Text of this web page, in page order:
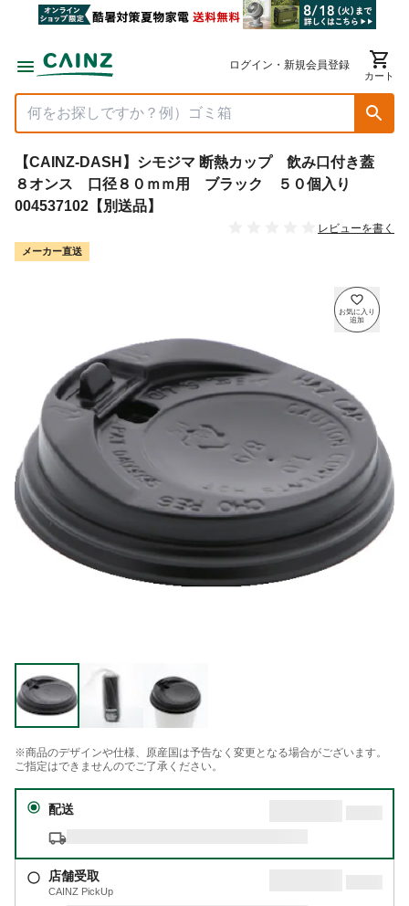
ログイン・新規会員登録
カート
【CAINZ-DASH】シモジマ 断熱カップ 飲み口付き蓋
８オンス 口径８０ｍｍ用 ブラック ５０個入り
004537102【別送品】
レビューを書く
メーカー直送
※商品のデザインや仕様、原産国は予告なく変更となる場合がございます。
ご指定はできませんのでご了承ください。
配送
店舗受取
CAINZ PickUp